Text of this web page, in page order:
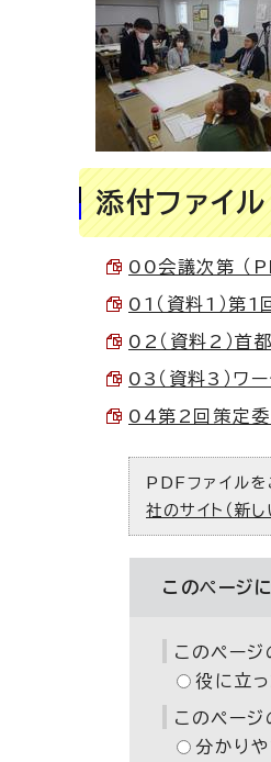
添付ファイル
00会議次第 （
01（資料1）第
02（資料2）首
03（資料3）ワ
04第2回策定
PDFファイルを
社のサイト（新し
このページ
このページ
役に立っ
このページ
分かり